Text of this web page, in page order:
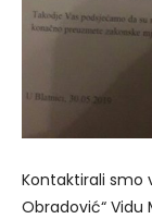
Kontaktirali smo
Obradović“ Vidu